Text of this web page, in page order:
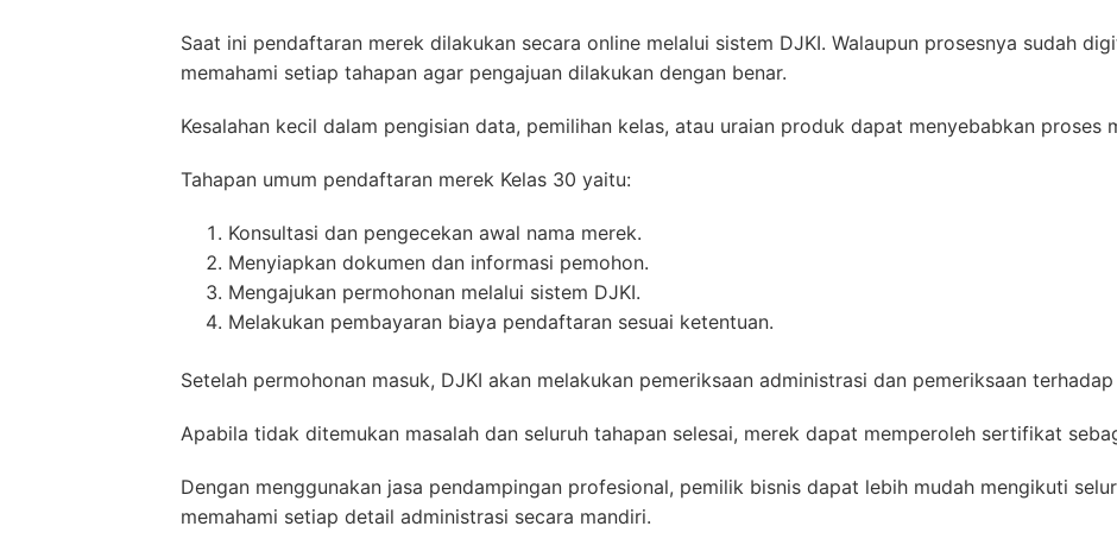
Saat ini pendaftaran merek dilakukan secara online melalui sistem DJKI. Walaupun prosesnya sudah
memahami setiap tahapan agar pengajuan dilakukan dengan benar.
Kesalahan kecil dalam pengisian data, pemilihan kelas, atau uraian produk dapat menyebabkan proses
Tahapan umum pendaftaran merek Kelas 30 yaitu:
Konsultasi dan pengecekan awal nama merek.
Menyiapkan dokumen dan informasi pemohon.
Mengajukan permohonan melalui sistem DJKI.
Melakukan pembayaran biaya pendaftaran sesuai ketentuan.
Setelah permohonan masuk, DJKI akan melakukan pemeriksaan administrasi dan pemeriksaan
Apabila tidak ditemukan masalah dan seluruh tahapan selesai, merek dapat memperoleh sertifikat
Dengan menggunakan jasa pendampingan profesional, pemilik bisnis dapat lebih mudah mengikuti
memahami setiap detail administrasi secara mandiri.